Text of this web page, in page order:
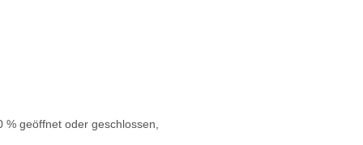
geöffnet oder geschlossen,